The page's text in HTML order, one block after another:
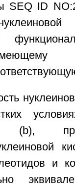
SEQ ID
(b),
и